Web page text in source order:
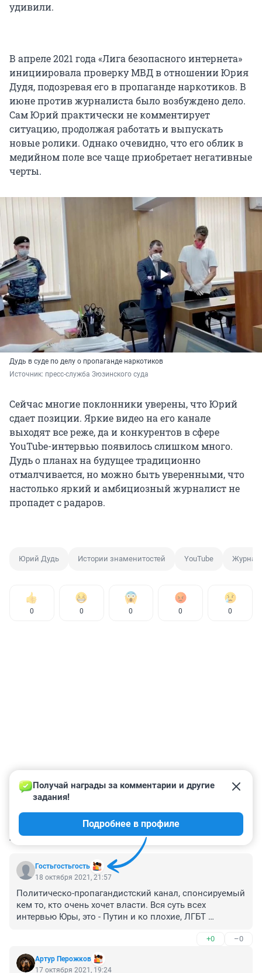
удивили.
В апреле 2021 года «Лига безопасного интернета»
инициировала проверку МВД в отношении Юрия
Дудя, подозревая его в пропаганде наркотиков. В
июне против журналиста было возбуждено дело.
Сам Юрий практически не комментирует
ситуацию, продолжая работать и выпускать
новые ролики. Однако очевидно, что его облик в
медийном поле все чаще приобретает негативные
черты.
Дудь в суде по делу о пропаганде наркотиков
Источник: пресс-служба Зюзинского суда
Сейчас многие поклонники уверены, что Юрий
сдает позиции. Яркие видео на его канале
выходят все реже, да и конкурентов в сфере
YouTube-интервью появилось слишком много.
Дудь о планах на будущее традиционно
отмалчивается, но можно быть уверенными, что
настолько яркий и амбициозный журналист не
пропадет с радаров.
Юрий Дудь Истории знаменитостей YouTube
0 0 0 0 0
КОММЕНТАРИИ 12
Гостьгостьгость
Получай награды за комментарии и другие
задания!
Подробнее в профиле
18 октября 2021, 21:57
Политическо-пропагандистский канал, спонсируемый
кем то, кто очень хочет власти. Вся суть всех
интервью Юры, это - Путин и ко плохие, ЛГБТ
+0 –0
Артур Перожков
17 октября 2021, 19:24